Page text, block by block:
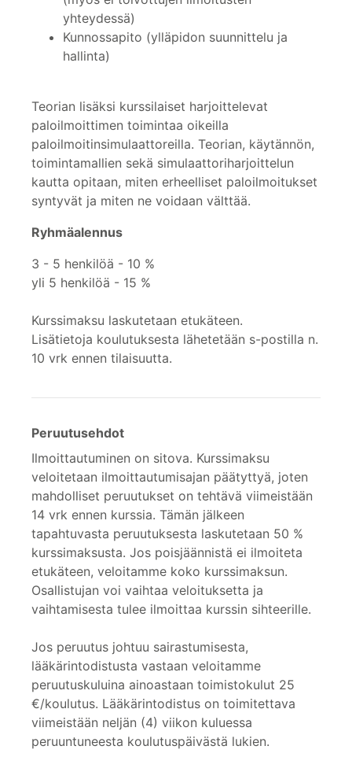
yhteydessä)
Kunnossapito (ylläpidon suunnittelu ja
hallinta)
Teorian lisäksi kurssilaiset harjoittelevat
paloilmoittimen toimintaa oikeilla
paloilmoitinsimulaattoreilla. Teorian, käytännön,
toimintamallien sekä simulaattoriharjoittelun
kautta opitaan, miten erheelliset paloilmoitukset
syntyvät ja miten ne voidaan välttää.
Ryhmäalennus
3 - 5 henkilöä - 10 %
yli 5 henkilöä - 15 %
Kurssimaksu laskutetaan etukäteen.
Lisätietoja koulutuksesta lähetetään s-postilla n.
10 vrk ennen tilaisuutta.
Peruutusehdot
Ilmoittautuminen on sitova. Kurssimaksu
veloitetaan ilmoittautumisajan päätyttyä, joten
mahdolliset peruutukset on tehtävä viimeistään
14 vrk ennen kurssia. Tämän jälkeen
tapahtuvasta peruutuksesta laskutetaan 50 %
kurssimaksusta. Jos poisjäännistä ei ilmoiteta
etukäteen, veloitamme koko kurssimaksun.
Osallistujan voi vaihtaa veloituksetta ja
vaihtamisesta tulee ilmoittaa kurssin sihteerille.
Jos peruutus johtuu sairastumisesta,
lääkärintodistusta vastaan veloitamme
peruutuskuluina ainoastaan toimistokulut 25
€/koulutus. Lääkärintodistus on toimitettava
viimeistään neljän (4) viikon kuluessa
peruuntuneesta koulutuspäivästä lukien.